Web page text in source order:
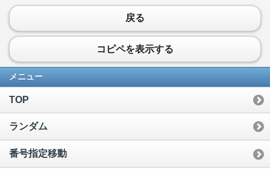
戻る
コピペを表示する
メニュー
TOP
ランダム
番号指定移動